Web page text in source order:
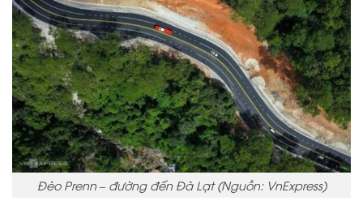
Đèo Prenn – đường đến Đà Lạt (Nguồn: VnExpress)